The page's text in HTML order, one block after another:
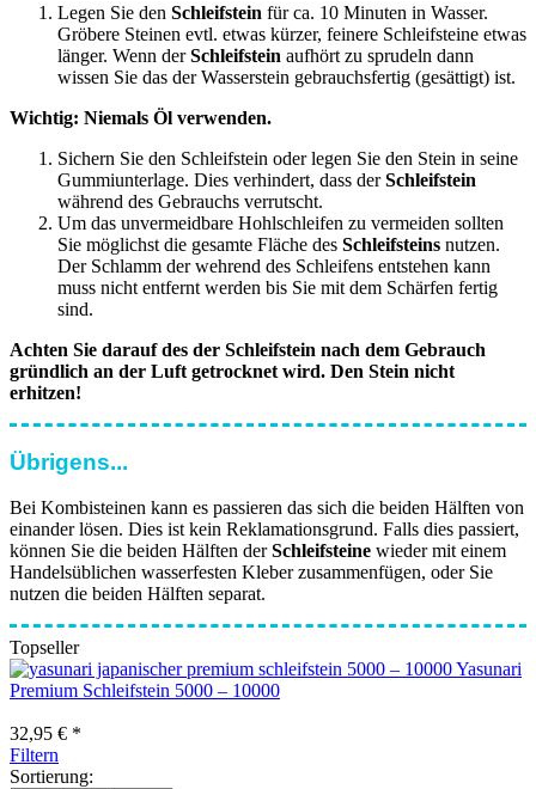
Legen Sie den Schleifstein für ca. 10 Minuten in Wasser.
Gröbere Steinen evtl. etwas kürzer, feinere Schleifsteine etwas
länger. Wenn derSchleifstein aufhört zu sprudeln dann
wissen Sie das der Wasserstein gebrauchsfertig (gesättigt) ist.
Wichtig: Niemals Öl verwenden.
Sichern Sie den Schleifstein oder legen Sie den Stein in seine
Gummiunterlage. Dies verhindert, dass derSchleifstein
während des Gebrauchs verrutscht.
Um das unvermeidbare Hohlschleifen zu vermeiden sollten
Sie möglichst die gesamte Fläche des Schleifsteins nutzen.
Der Schlamm der wehrend des Schleifens entstehen kann
muss nicht entfernt werden bis Sie mit dem Schärfen fertig
sind.
Achten Sie darauf des der Schleifstein nach dem Gebrauch
gründlich an der Luft getrocknet wird. Den Stein nicht
erhitzen!
Übrigens...
Bei Kombisteinen kann es passieren das sich die beiden Hälften von
einander lösen. Dies ist kein Reklamationsgrund. Falls dies passiert,
können Sie die beiden Hälften derSchleifsteine wieder mit einem
Handelsüblichen wasserfesten Kleber zusammenfügen, oder Sie
nutzen die beiden Hälften separat.
Topseller
Yasunari
Premium Schleifstein 5000 – 10000
32,95 € *
Filtern
Sortierung: